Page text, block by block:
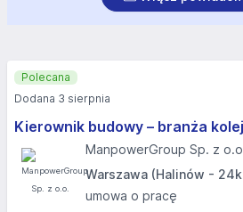
Kierownik budowy – branża
ManpowerGroup Sp. z
Warszawa (Halinów -
umowa o pracę
Polecana
Dodana 3 sierpnia